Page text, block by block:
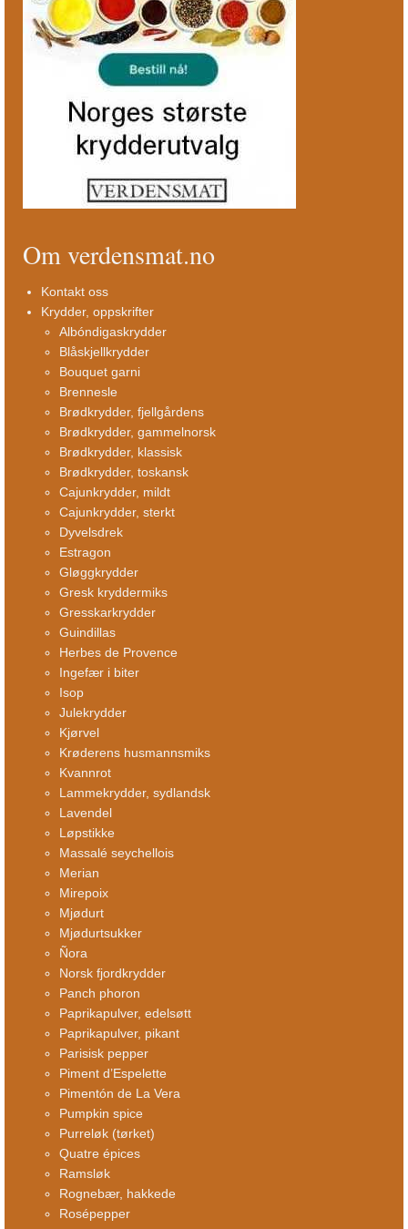
Om verdensmat.no
Kontakt oss
Krydder, oppskrifter
Albóndigaskrydder
Blåskjellkrydder
Bouquet garni
Brennesle
Brødkrydder, fjellgårdens
Brødkrydder, gammelnorsk
Brødkrydder, klassisk
Brødkrydder, toskansk
Cajunkrydder, mildt
Cajunkrydder, sterkt
Dyvelsdrek
Estragon
Gløggkrydder
Gresk kryddermiks
Gresskarkrydder
Guindillas
Herbes de Provence
Ingefær i biter
Isop
Julekrydder
Kjørvel
Krøderens husmannsmiks
Kvannrot
Lammekrydder, sydlandsk
Lavendel
Løpstikke
Massalé seychellois
Merian
Mirepoix
Mjødurt
Mjødurtsukker
Ñora
Norsk fjordkrydder
Panch phoron
Paprikapulver, edelsøtt
Paprikapulver, pikant
Parisisk pepper
Piment d’Espelette
Pimentón de La Vera
Pumpkin spice
Purreløk (tørket)
Quatre épices
Ramsløk
Rognebær, hakkede
Rosépepper